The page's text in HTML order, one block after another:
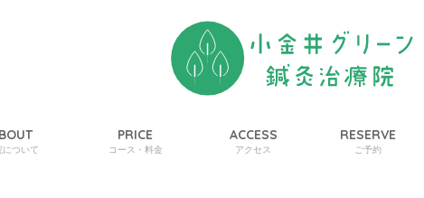
について
PRICE
コース・料金
ACCESS
アクセス
RESERVE
ご予約